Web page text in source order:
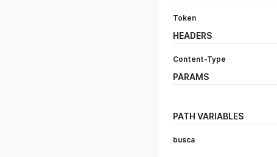
Token
HEADERS
Content-Type
PARAMS
PATH VARIABLES
busca